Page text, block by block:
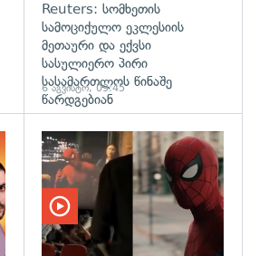
Reuters: სომხეთის
სამოციქულო ეკლესიის
მეთაური და ექვსი
სასულიერო პირი
სასამართლოს წინაშე
წარდგებიან
6 აგვისტო, 09:45